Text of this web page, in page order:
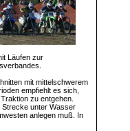
Läufen zur
mit mittelschwerem
empfiehlt es sich,
zu entgehen.
Strecke unter Wasser
anlegen muß. In